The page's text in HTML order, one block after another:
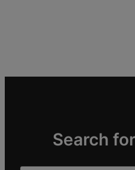
Search